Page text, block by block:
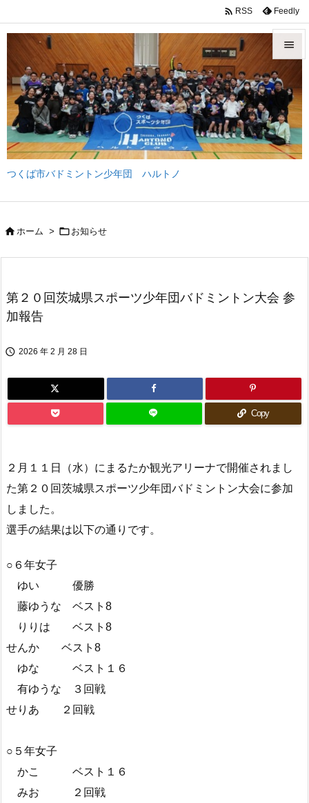
つくば市バドミントン少年団 ハルトノ


メニュ

サイド

前へ
 RSS Feedly
ホーム >  お知らせ
第２０回茨城県スポーツ少年団バドミントン大会 参
加報告
 2026 年 2 月 28 日
Copy
２月１１日（水）にまるたか観光アリーナで開催されまし
た第２０回茨城県スポーツ少年団バドミントン大会に参加
しました。
選手の結果は以下の通りです。
○６年女子
ゆい 優勝
藤ゆうな ベスト8
りりは ベスト8
せんか ベスト8
ゆな ベスト１６
有ゆうな ３回戦
せりあ ２回戦
○５年女子
かこ ベスト１６
みお ２回戦